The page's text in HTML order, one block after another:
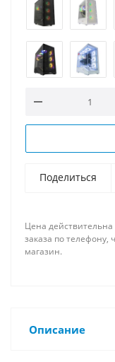
Поделиться
Цена
заказа по телефону,
магазин.
Описание